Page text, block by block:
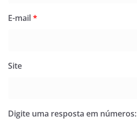
E-mail*
Site
Digite uma resposta em números: